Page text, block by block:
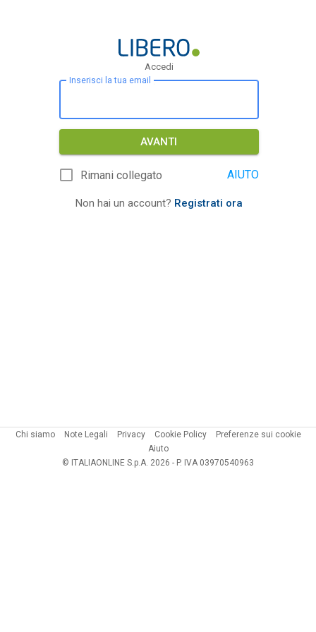
Accedi
Inserisci la tua email
AVANTI
Rimani collegato AIUTO
Non hai un account? Registrati ora
Chi siamo Note Legali Privacy Cookie Policy
Preferenze sui cookie
Aiuto
© ITALIAONLINE S.p.A. 2026 - P. IVA 03970540963